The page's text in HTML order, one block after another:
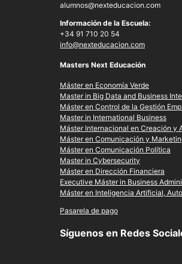
alumnos@nexteducacion.com
Información de la Escuela:
+34 91 710 20 54
info@nexteducacion.com
Masters Next Educación
Máster en Economía Verde
Master in Big Data and Business
Máster en Control de la Gestión
Master in International Business
Máster Internacional en Creación y
Máster en Comunicación y
Máster en Comunicación Política
Master in Cybersecurity
Máster en Dirección Financiera
Executive Máster in Business
Máster en Inteligencia Artificial,
Pasarela de pago
Síguenos en Redes